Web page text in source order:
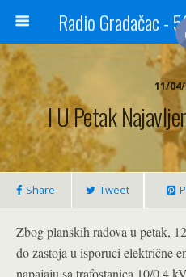
11/
I U Petak
Share Tweet
Zbog planskih radova u petak,
do zastoja u isporuci električne
napajaju sa trafostanica 10/0,4